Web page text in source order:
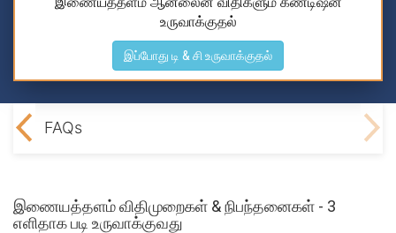
உருவாக்குதல்
இப்போது டி & சி உருவாக்குதல்
FAQs
இணையத்தளம் விதிமுறைகள் & நிபந்தனைகள் - 3
எளிதாக படி உருவாக்குவது